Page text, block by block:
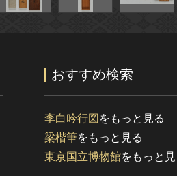
おすすめ検索
李白吟行図 をもっと見る
梁楷筆をもっと見る
東京国立博物館をもっと